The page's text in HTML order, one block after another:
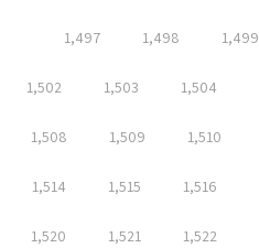
1,497 1,498 1,499
1,502 1,503 1,504
1,508 1,509 1,510
1,514 1,515 1,516
1,520 1,521 1,522